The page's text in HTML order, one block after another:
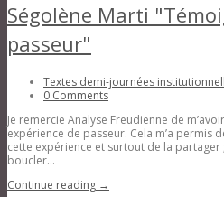
Ségolène Marti
passeur"
Textes demi-journées
0 Comments
Je remercie Analyse Freudienne de
expérience de passeur. Cela m’a permis
cette expérience et surtout de la
boucler...
Continue reading →